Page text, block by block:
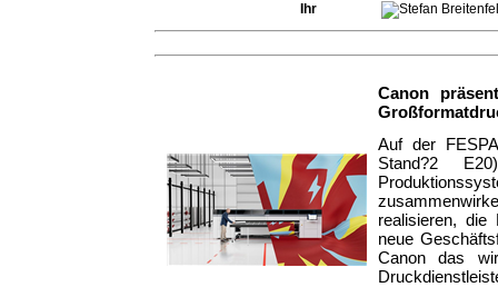
Ihr
Canon
Auf der
Stand?2
realisieren, die
neue
Canon das